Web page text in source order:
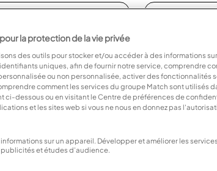
basse dans la
tendance à nous
de notre désir.
et l'attirance
pas bien avant que la
de s'exprimer.
la protection de la vie privée
des outils pour stocker et/ou accéder à des informations
uniques, afin de fournir notre service, comprendre
ou non personnalisée, activer des fonctionnalités
comment les services du groupe Match sont utilisés
ci-dessous ou en visitant le Centre de préférences de
et les sites web si vous ne nous en donnez pas
sur un appareil. Développer et améliorer les
et études d’audience.